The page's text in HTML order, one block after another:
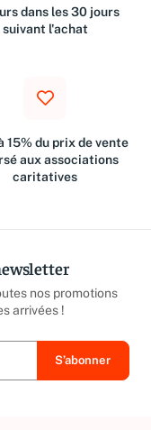
dans les 30 jours
suivant l'achat
15% du prix de vente
aux associations
caritatives
nos promotions
arrivées !